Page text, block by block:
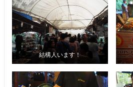
結構人います！